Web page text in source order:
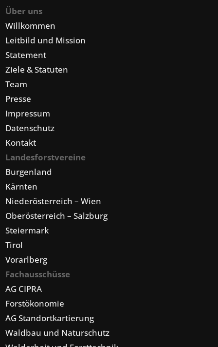
Über uns
Willkommen
Leitbild und Mission
Statement
Ziele & Statuten
Team
Presse
Impressum
Datenschutz
Kontakt
Landesforstvereine
Burgenland
Kärnten
Niederösterreich – Wien
Oberösterreich – Salzburg
Steiermark
Tirol
Vorarlberg
Fachausschüsse
AG CIPRA
Forstökonomie
AG Standortkartierung
Waldbau und Naturschutz